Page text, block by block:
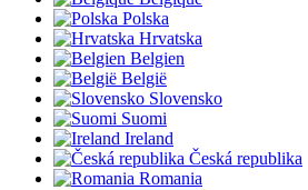
Polska
Hrvatska
Belgien
België
Slovensko
Suomi
Ireland
Česká republika
Romania